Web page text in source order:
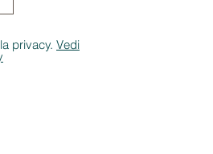
privacy. Vedi